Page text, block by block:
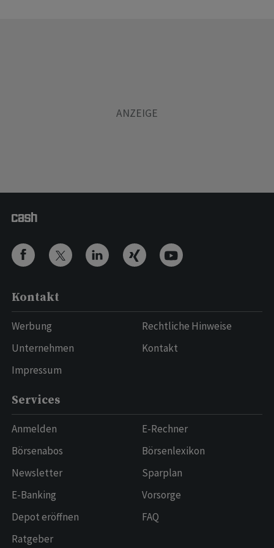
Kontakt
Werbung
Unternehmen
Impressum
Rechtliche Hinweise
Kontakt
Services
Anmelden
Börsenabos
Newsletter
E-Banking
Depot eröffnen
Ratgeber
E-Rechner
Börsenlexikon
Sparplan
Vorsorge
FAQ